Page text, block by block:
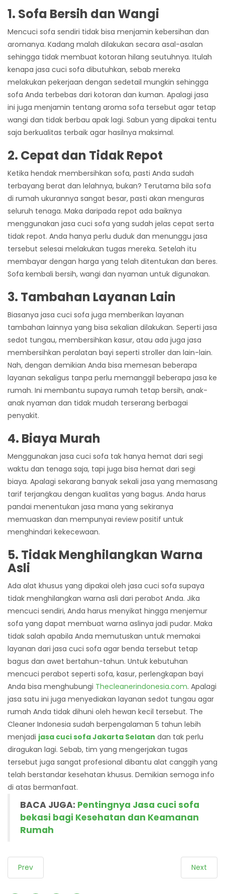
1. Sofa Bersih dan Wangi
Mencuci sofa sendiri tidak bisa menjamin kebersihan dan
aromanya. Kadang malah dilakukan secara asal-asalan
sehingga tidak membuat kotoran hilang seutuhnya. Itulah
kenapa jasa cuci sofa dibutuhkan, sebab mereka
melakukan pekerjaan dengan sedetail mungkin sehingga
sofa Anda terbebas dari kotoran dan kuman. Apalagi jasa
ini juga menjamin tentang aroma sofa tersebut agar tetap
wangi dan tidak berbau apak lagi. Sabun yang dipakai tentu
saja berkualitas terbaik agar hasilnya maksimal.
2. Cepat dan Tidak Repot
Ketika hendak membersihkan sofa, pasti Anda sudah
terbayang berat dan lelahnya, bukan? Terutama bila sofa
di rumah ukurannya sangat besar, pasti akan menguras
seluruh tenaga. Maka daripada repot ada baiknya
menggunakan jasa cuci sofa yang sudah jelas cepat serta
tidak repot. Anda hanya perlu duduk dan menunggu jasa
tersebut selesai melakukan tugas mereka. Setelah itu
membayar dengan harga yang telah ditentukan dan beres.
Sofa kembali bersih, wangi dan nyaman untuk digunakan.
3. Tambahan Layanan Lain
Biasanya jasa cuci sofa juga memberikan layanan
tambahan lainnya yang bisa sekalian dilakukan. Seperti jasa
sedot tungau, membersihkan kasur, atau ada juga jasa
membersihkan peralatan bayi seperti stroller dan lain-lain.
Nah, dengan demikian Anda bisa memesan beberapa
layanan sekaligus tanpa perlu memanggil beberapa jasa ke
rumah. Ini membantu supaya rumah tetap bersih, anak-
anak nyaman dan tidak mudah terserang berbagai
penyakit.
4. Biaya Murah
Menggunakan jasa cuci sofa tak hanya hemat dari segi
waktu dan tenaga saja, tapi juga bisa hemat dari segi
biaya. Apalagi sekarang banyak sekali jasa yang memasang
tarif terjangkau dengan kualitas yang bagus. Anda harus
pandai menentukan jasa mana yang sekiranya
memuaskan dan mempunyai review positif untuk
menghindari kekecewaan.
5. Tidak Menghilangkan Warna
Asli
Ada alat khusus yang dipakai oleh jasa cuci sofa supaya
tidak menghilangkan warna asli dari perabot Anda. Jika
mencuci sendiri, Anda harus menyikat hingga menjemur
sofa yang dapat membuat warna aslinya jadi pudar. Maka
tidak salah apabila Anda memutuskan untuk memakai
layanan dari jasa cuci sofa agar benda tersebut tetap
bagus dan awet bertahun-tahun. Untuk kebutuhan
mencuci perabot seperti sofa, kasur, perlengkapan bayi
Anda bisa menghubungi Thecleanerindonesia.com. Apalagi
jasa satu ini juga menyediakan layanan sedot tungau agar
rumah Anda tidak dihuni oleh hewan kecil tersebut. The
Cleaner Indonesia sudah berpengalaman 5 tahun lebih
menjadi jasa cuci sofa Jakarta Selatan dan tak perlu
diragukan lagi. Sebab, tim yang mengerjakan tugas
tersebut juga sangat profesional dibantu alat canggih yang
telah berstandar kesehatan khusus. Demikian semoga info
di atas bermanfaat.
BACA JUGA: Pentingnya Jasa cuci sofa
bekasi bagi Kesehatan dan Keamanan
Rumah
Prev Next